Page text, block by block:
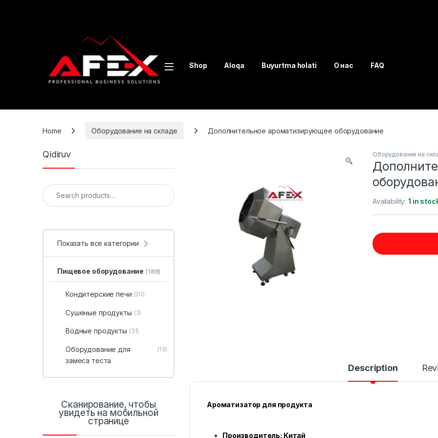
Shop Aloqa Buyurtma holati О нас FAQ
Home Оборудование на складе Дополнительное ароматизирующее оборудование
Оборудование на
Availability:1 in
Description
Ароматизатор для продукта
Производитель: Китай
Qidiruv
Search for:
Показать все категории
Пищевое оборудование (189)
Кондитерские печи (20)
Сушеные продукты (3)
Водные продукты (31)
Оборудование для
замеса теста
(13)
Сканирование, чтобы
увидеть на мобильной
странице